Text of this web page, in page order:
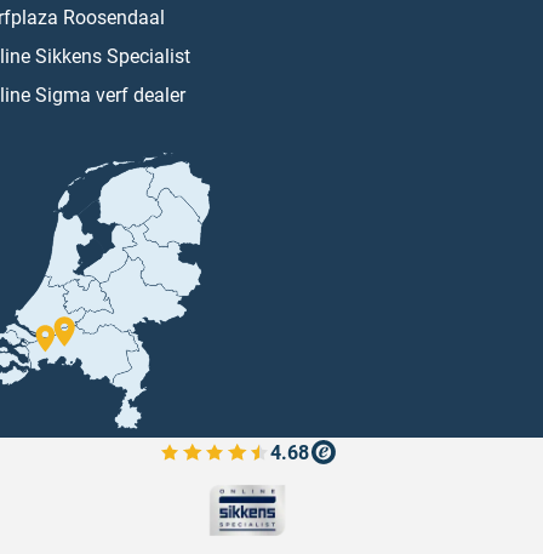
Roosendaal
Sikkens Specialist
Sigma verf dealer
4.68
Bekijk de verfplaza beoordelingen